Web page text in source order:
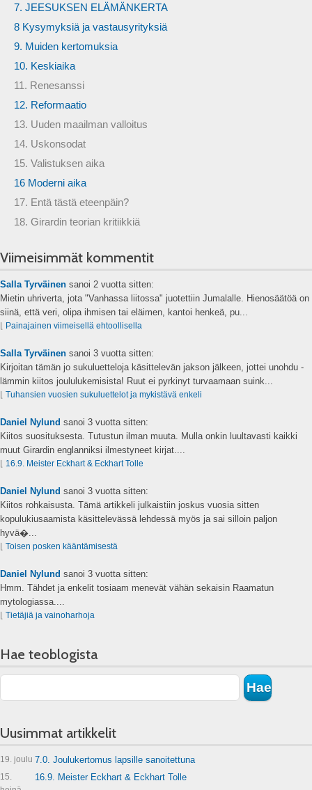
7. JEESUKSEN ELÄMÄNKERTA
8 Kysymyksiä ja vastausyrityksiä
9. Muiden kertomuksia
10. Keskiaika
11. Renesanssi
12. Reformaatio
13. Uuden maailman valloitus
14. Uskonsodat
15. Valistuksen aika
16 Moderni aika
17. Entä tästä eteenpäin?
18. Girardin teorian kritiikkiä
Viimeisimmät kommentit
Salla Tyrväinen sanoi 2 vuotta sitten:
Mietin uhriverta, jota "Vanhassa liitossa" juotettiin Jumalalle. Hienosäätöä on
siinä, että veri, olipa ihmisen tai eläimen, kantoi henkeä, pu...
Painajainen viimeisellä ehtoollisella
Salla Tyrväinen sanoi 3 vuotta sitten:
Kirjoitan tämän jo sukuluetteloja käsittelevän jakson jälkeen, jottei unohdu -
lämmin kiitos joululukemisista! Ruut ei pyrkinyt turvaamaan suink...
Tuhansien vuosien sukuluettelot ja mykistävä enkeli
Daniel Nylund sanoi 3 vuotta sitten:
Kiitos suosituksesta. Tutustun ilman muuta. Mulla onkin luultavasti kaikki
muut Girardin englanniksi ilmestyneet kirjat....
16.9. Meister Eckhart & Eckhart Tolle
Daniel Nylund sanoi 3 vuotta sitten:
Kiitos rohkaisusta. Tämä artikkeli julkaistiin joskus vuosia sitten
kopulukiusaamista käsittelevässä lehdessä myös ja sai silloin paljon
hyvä�...
Toisen posken kääntämisestä
Daniel Nylund sanoi 3 vuotta sitten:
Hmm. Tähdet ja enkelit tosiaam menevät vähän sekaisin Raamatun
mytologiassa....
Tietäjiä ja vainoharhoja
Hae teoblogista
Uusimmat artikkelit
19. joulu 7.0. Joulukertomus lapsille sanoitettuna
15.
16.9. Meister Eckhart & Eckhart Tolle